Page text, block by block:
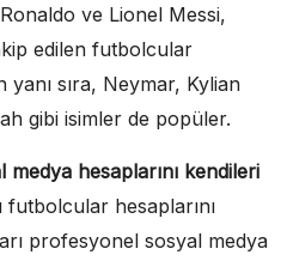
ve Lionel Messi,
edilen futbolcular
yanı sıra, Neymar, Kylian
gibi isimler de popüler.
hesaplarını kendileri
futbolcular hesaplarını
profesyonel sosyal medya